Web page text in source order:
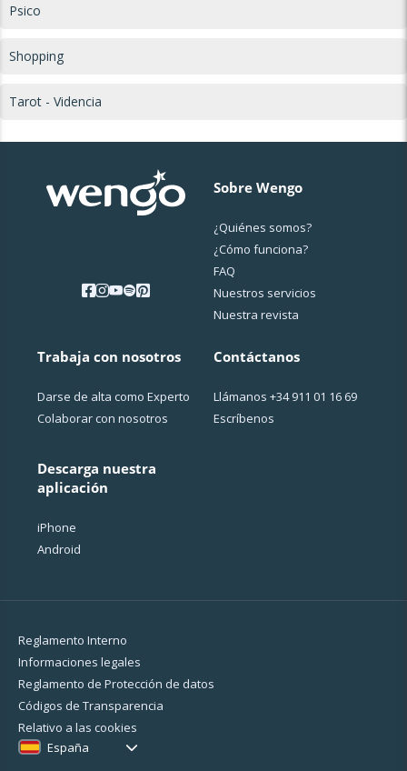
Psico
Shopping
Tarot - Videncia
Sobre Wengo
¿Quiénes somos?
¿Cо́mo funciona?
FAQ
Nuestros servicios
Nuestra revista
Trabaja con nosotros
Darse de alta como Experto
Colaborar con nosotros
Descarga nuestra
aplicación
iPhone
Android
Contáctanos
Llámanos +34 911 01 16 69
Escríbenos
Reglamento Interno
Informaciones legales
Reglamento de Protección de datos
Códigos de Transparencia
Relativo a las cookies
España